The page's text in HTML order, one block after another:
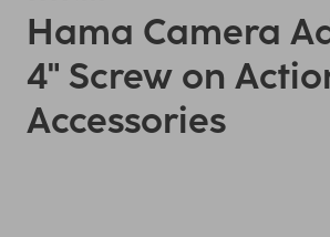
Hama Camera
4" Screw on
Accessories